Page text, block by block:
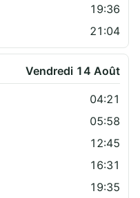
19:36
21:04
Vendredi 14 Août
04:21
05:58
12:45
16:31
19:35